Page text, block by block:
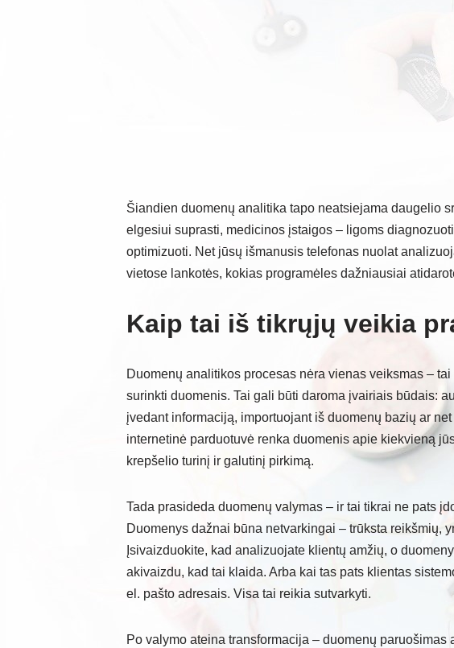
Šiandien duomenų analitika tapo neatsiejama daugelio
elgesiui suprasti, medicinos įstaigos – ligoms
optimizuoti. Net jūsų išmanusis telefonas nuolat
vietose lankotės, kokias programėles dažniausiai
Kaip tai iš tikrųjų veikia
Duomenų analitikos procesas nėra vienas veiksmas –
surinkti duomenis. Tai gali būti daroma įvairiais būdais:
įvedant informaciją, importuojant iš duomenų bazių ar
internetinė parduotuvė renka duomenis apie kiekvieną
krepšelio turinį ir galutinį pirkimą.
Tada prasideda duomenų valymas – ir tai tikrai ne pats
Duomenys dažnai būna netvarkingai – trūksta reikšmių,
Įsivaizduokite, kad analizuojate klientų amžių, o
akivaizdu, kad tai klaida. Arba kai tas pats klientas
el. pašto adresais. Visa tai reikia sutvarkyti.
Po valymo ateina transformacija – duomenų